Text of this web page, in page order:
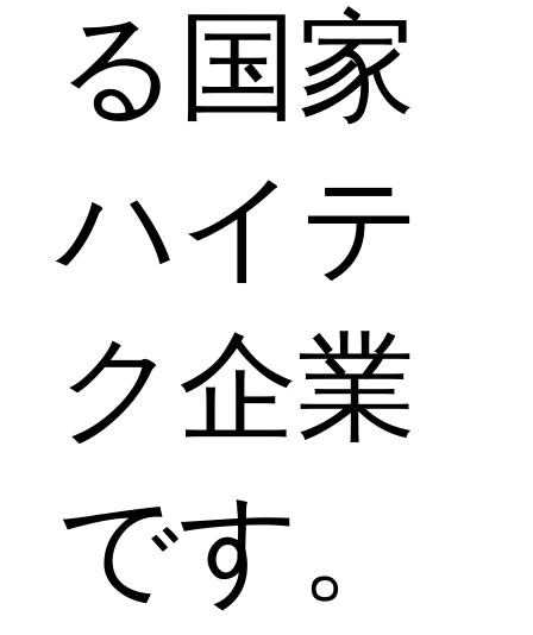
る国家
ハイテ
ク企業
です。